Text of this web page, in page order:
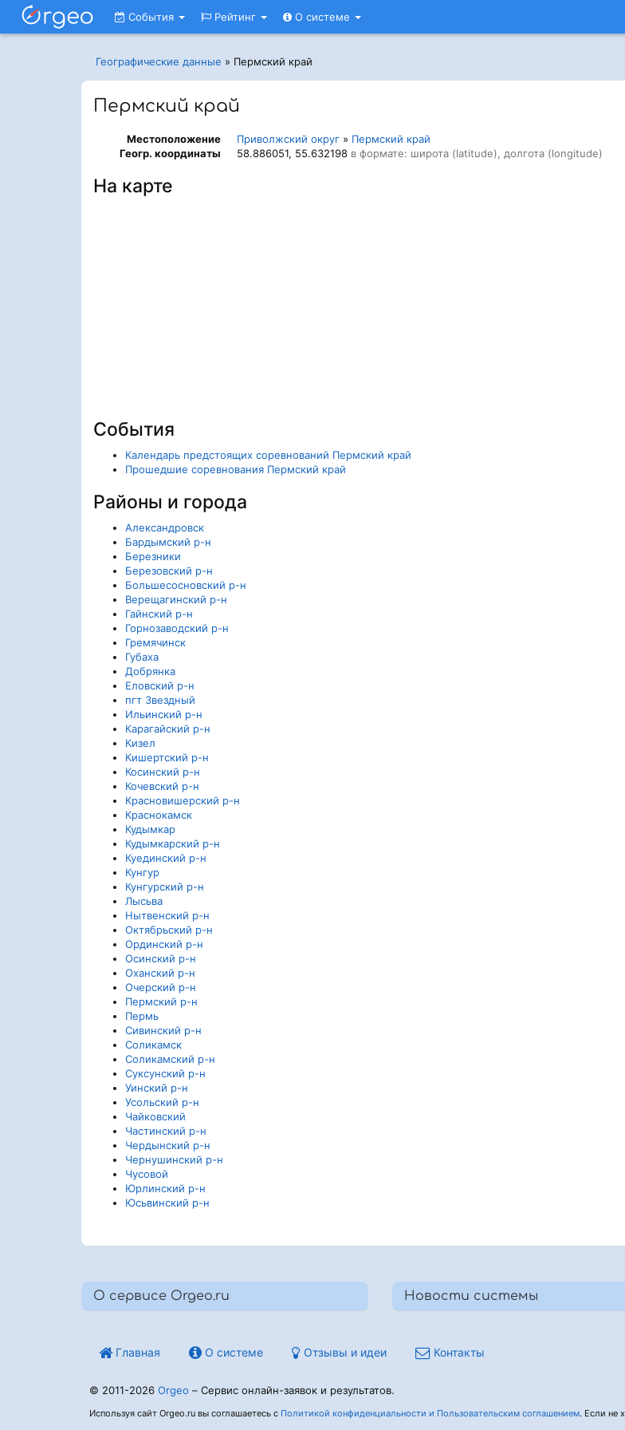
События Рейтинг О системе
Географические данные » Пермский край
Пермский край
Местоположение Приволжский округ » Пермский край
Геогр. координаты
58.886051, 55.632198 в формате: широта (latitude), долгота (longitude)
На карте
События
Календарь предстоящих соревнований Пермский край
Прошедшие соревнования Пермский край
Районы и города
Александровск
Бардымский р-н
Березники
Березовский р-н
Большесосновский р-н
Верещагинский р-н
Гайнский р-н
Горнозаводский р-н
Гремячинск
Губаха
Добрянка
Еловский р-н
пгт Звездный
Ильинский р-н
Карагайский р-н
Кизел
Кишертский р-н
Косинский р-н
Кочевский р-н
Красновишерский р-н
Краснокамск
Кудымкар
Кудымкарский р-н
Куединский р-н
Кунгур
Кунгурский р-н
Лысьва
Нытвенский р-н
Октябрьский р-н
Ординский р-н
Осинский р-н
Оханский р-н
Очерский р-н
Пермский р-н
Пермь
Сивинский р-н
Соликамск
Соликамский р-н
Суксунский р-н
Уинский р-н
Усольский р-н
Чайковский
Частинский р-н
Чердынский р-н
Чернушинский р-н
Чусовой
Юрлинский р-н
Юсьвинский р-н
О сервисе Orgeo.ru Новости системы
Главная О системе Отзывы и идеи Контакты
© 2011-2026 Orgeo – Сервис онлайн-заявок и результатов.
Используя сайт Orgeo.ru вы соглашаетесь с Политикой конфиденциальности и Пользовательским соглашением. Если не